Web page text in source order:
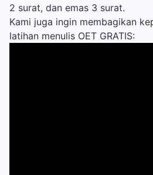
2 surat, dan emas 3 surat.
Kami juga ingin membagikan
latihan menulis OET GRATIS: